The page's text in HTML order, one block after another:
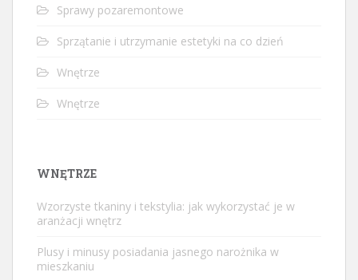
Sprawy pozaremontowe
Sprzątanie i utrzymanie estetyki na co dzień
Wnętrze
Wnętrze
WNĘTRZE
Wzorzyste tkaniny i tekstylia: jak wykorzystać je w
aranżacji wnętrz
Plusy i minusy posiadania jasnego narożnika w
mieszkaniu